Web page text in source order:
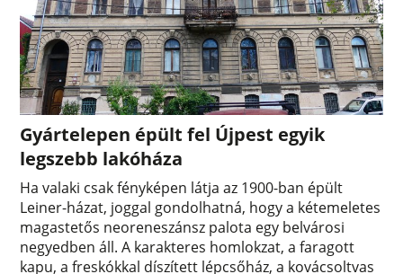
Gyártelepen épült fel Újpest egyik
legszebb lakóháza
Ha valaki csak fényképen látja az 1900-ban épült
Leiner-házat, joggal gondolhatná, hogy a kétemeletes
magastetős neoreneszánsz palota egy belvárosi
negyedben áll. A karakteres homlokzat, a faragott
kapu, a freskókkal díszített lépcsőház, a kovácsoltvas